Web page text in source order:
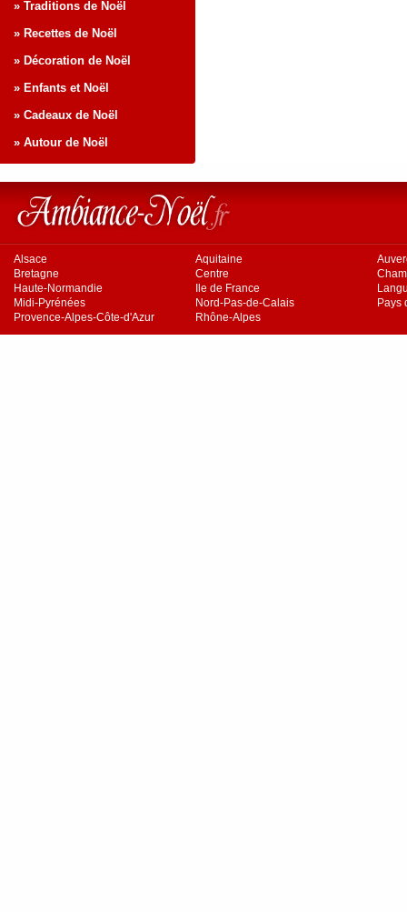
» Traditions de Noël
» Recettes de Noël
» Décoration de Noël
» Enfants et Noël
» Cadeaux de Noël
» Autour de Noël
Alsace Aquitaine
Bretagne
Centre
Haute-Normandie
Ile de France
Midi-Pyrénées
Nord-Pas-de-Calais
Pays
Provence-Alpes-Côte-d'Azur
Rhône-Alpes